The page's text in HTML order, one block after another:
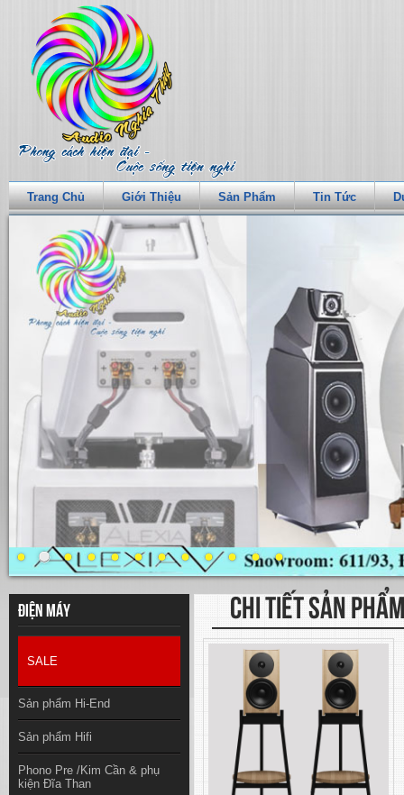
Trang Chủ Giới Thiệu Sản Phẩm Tin Tức
Điện máy
SALE
Sản phẩm Hi-End
Sản phẩm Hifi
Phono Pre /Kim Cần & phụ
kiện Đĩa Than
CHI TIẾT SẢN PHẨM